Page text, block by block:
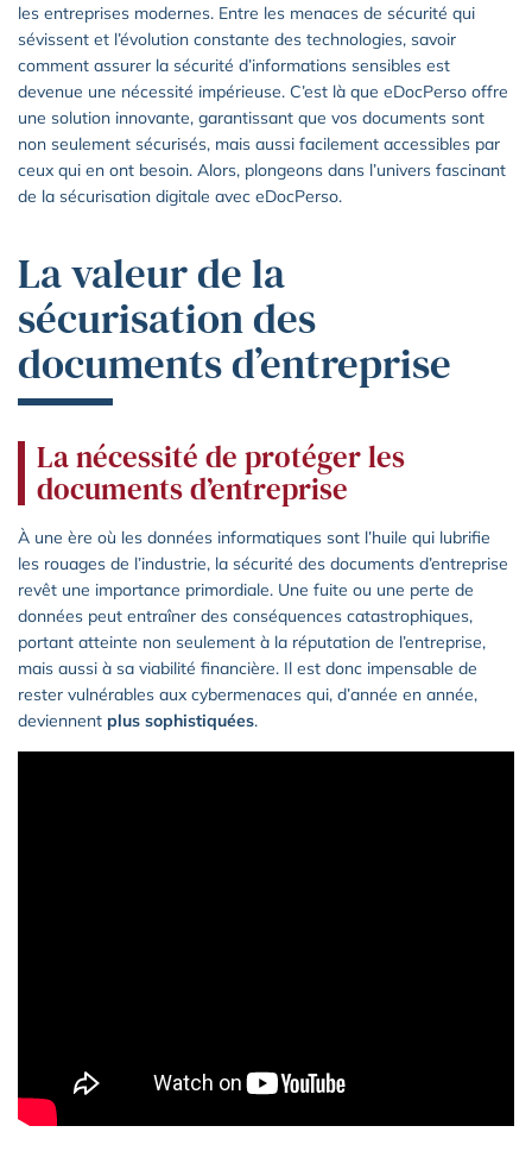
les entreprises modernes. Entre les menaces de sécurité qui
sévissent et l’évolution constante des technologies, savoir
comment assurer la sécurité d’informations sensibles est
devenue une nécessité impérieuse. C’est là que eDocPerso offre
une solution innovante, garantissant que vos documents sont
non seulement sécurisés, mais aussi facilement accessibles par
ceux qui en ont besoin. Alors, plongeons dans l’univers fascinant
de la sécurisation digitale avec eDocPerso.
La valeur de la
sécurisation des
documents d’entreprise
La nécessité de protéger les
documents d’entreprise
À une ère où les données informatiques sont l’huile qui lubrifie
les rouages de l’industrie, la sécurité des documents d’entreprise
revêt une importance primordiale. Une fuite ou une perte de
données peut entraîner des conséquences catastrophiques,
portant atteinte non seulement à la réputation de l’entreprise,
mais aussi à sa viabilité financière. Il est donc impensable de
rester vulnérables aux cybermenaces qui, d’année en année,
deviennent plus sophistiquées.